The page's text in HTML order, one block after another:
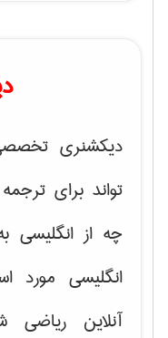
دیکشنری
تواند برای
چه از انگلیسی
انگلیسی مورد
آنلاین